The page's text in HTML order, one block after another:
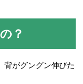
？
背がグングン伸びた